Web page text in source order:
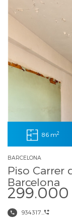
86 m2
BARCELONA
Piso Carrer
Barcelona
934317...